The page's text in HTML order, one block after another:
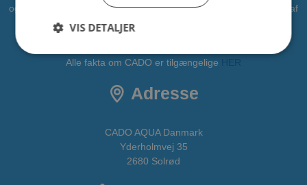
og campingpladser. Vi ønsker at bidrage som partner i alle faser af
projektet - fra idé til realisering. CADOAQUA er vores
vandlegeplads.
Alle fakta om CADO er tilgængelige HER
Adresse
CADO AQUA Danmark
Yderholmvej 35
2680 Solrød
VIS DETALJER